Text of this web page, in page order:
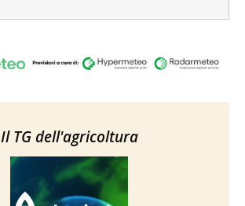
Il TG dell'agricoltura